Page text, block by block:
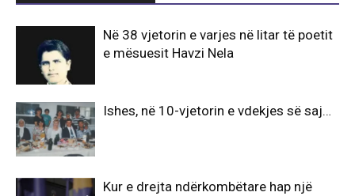
Në 38 vjetorin e varjes në litar të poetit
e mësuesit Havzi Nela
Ishes, në 10-vjetorin e vdekjes së saj…
Kur e drejta ndërkombëtare hap një